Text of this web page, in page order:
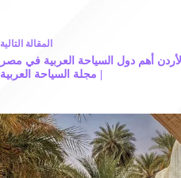
المقالة التالية
أهم دول السياحة العربية في مصر
| مجلة السياحة العربية